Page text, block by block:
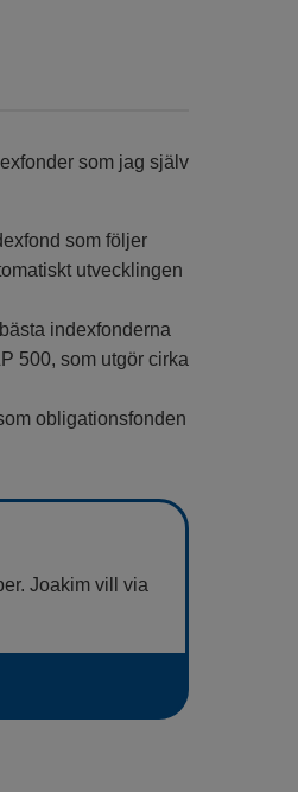
som jag själv
som följer
utvecklingen
indexfonderna
500, som utgör cirka
obligationsfonden
Joakim vill via